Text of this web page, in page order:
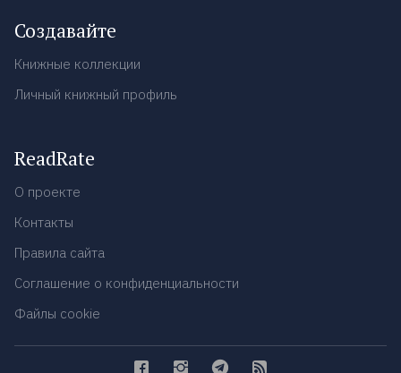
Создавайте
Книжные коллекции
Личный книжный профиль
ReadRate
О проекте
Контакты
Правила сайта
Соглашение о конфиденциальности
Файлы cookie